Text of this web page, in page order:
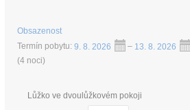
Obsazenost
Termín pobytu: 9. 8. 2026 – 13. 8. 2026
(4 noci)
Lůžko ve dvoulůžkovém pokoji